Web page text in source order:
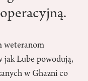
weteranom
jak Lube powodują,
w Ghazni co